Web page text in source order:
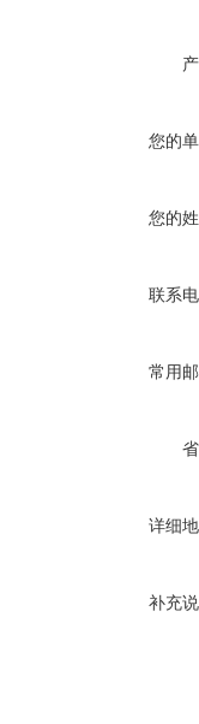
您的
您的
联系
常用
详细
补充